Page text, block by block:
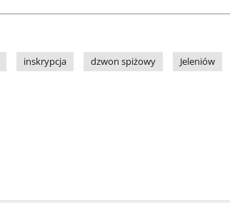
inskrypcja dzwon spiżowy Jeleniów